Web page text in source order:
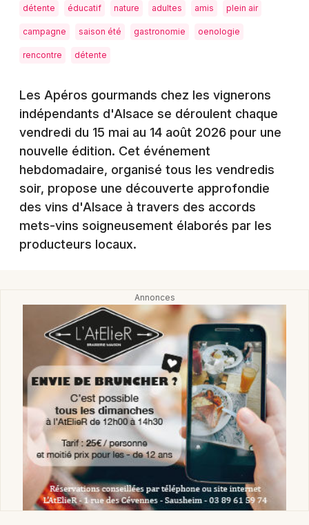
Concerts
Soirées
Sorties famille
Expos
Sorties & loisirs
Gastronomie dans le Grand Est
Jeux concours
Newsletter des sorties
Artistes en tournée
Actus en Alsace
Magazine en Alsace
Actus tourisme & loisirs
Nice
Strasbourg
Toulouse
Toutes les villes
détente éducatif nature adultes amis plein air
campagne saison été gastronomie oenologie
rencontre détente
Les Apéros gourmands chez les vignerons
indépendants d'Alsace se déroulent chaque
vendredi du 15 mai au 14 août 2026 pour une
nouvelle édition. Cet événement
hebdomadaire, organisé tous les vendredis
soir, propose une découverte approfondie
des vins d'Alsace à travers des accords
mets-vins soigneusement élaborés par les
producteurs locaux.